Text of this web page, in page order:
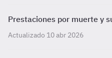
Prestaciones por muerte y
Actualizado 10 abr 2026